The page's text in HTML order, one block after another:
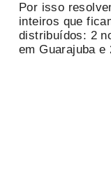
Por isso
inteiros que
distribuídos: 2
em Guarajuba e